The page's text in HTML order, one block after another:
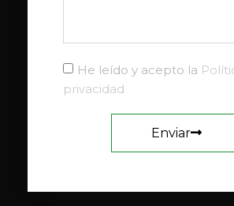
He leído y acepto la
privacidad
Enviar